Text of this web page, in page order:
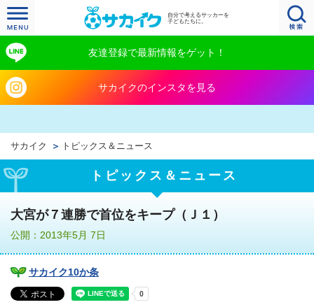
自分で考えるサッカーを
子どもたちに。
友達登録で最新情報をゲット！
サカイクのインスタを見る
サカイク トピックス＆ニュース
トピックス＆ニュース
大宮が７連勝で首位をキープ（Ｊ１）
公開：2013年5月 7日
サカイク10か条